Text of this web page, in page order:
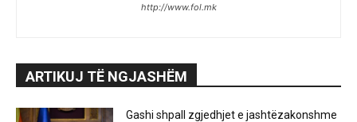
http://www.fol.mk
ARTIKUJ TË NGJASHËM
Gashi shpall zgjedhjet e jashtëzakonshme